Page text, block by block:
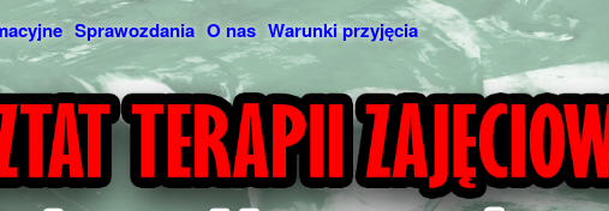
Sprawozdania O nas Warunki przyjęcia